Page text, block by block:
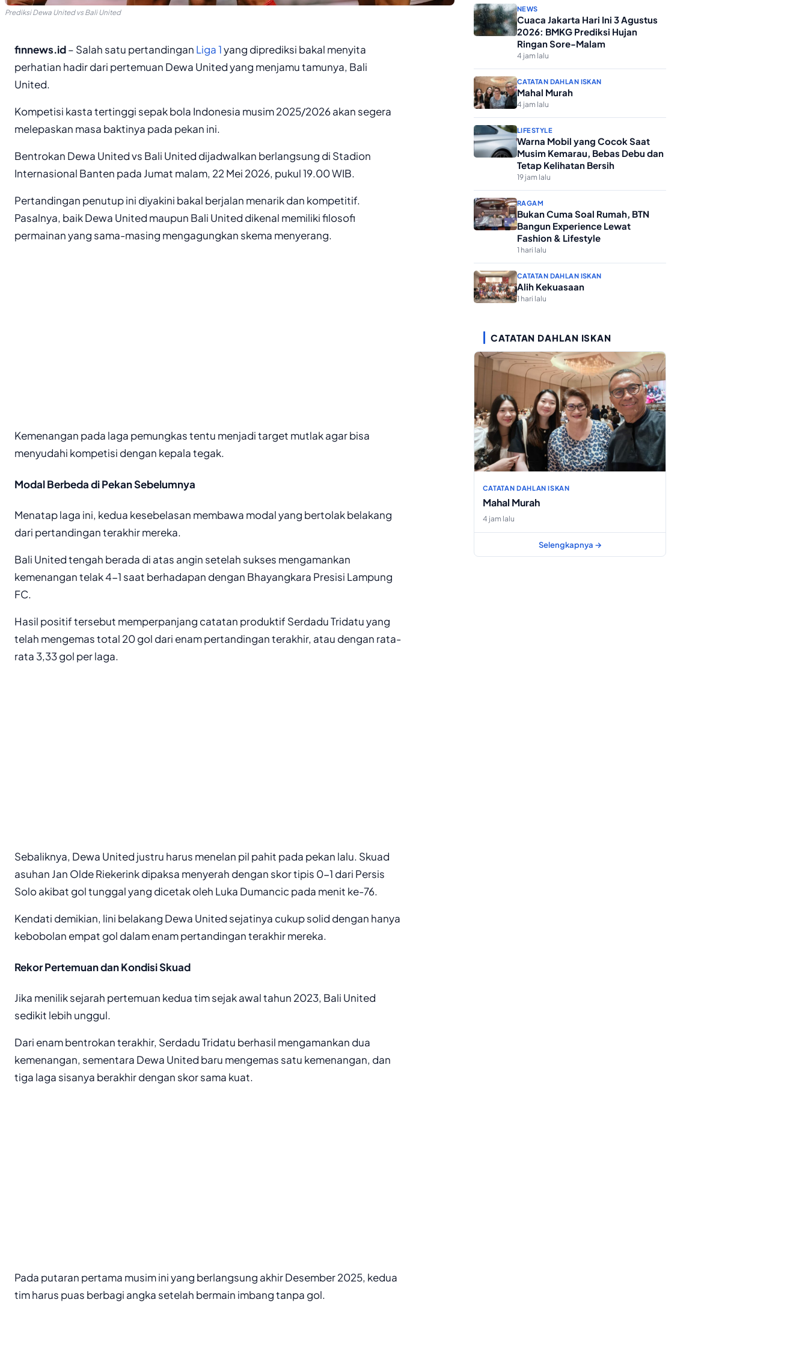
Prediksi Dewa United vs Bali United
finnews.id– Salah satu pertandingan Liga 1yang diprediksi bakal menyita
perhatian hadir dari pertemuan Dewa United yang menjamu tamunya, Bali
United.
Kompetisi kasta tertinggi sepak bola Indonesia musim 2025/2026 akan segera
melepaskan masa baktinya pada pekan ini.
Bentrokan Dewa United vs Bali United dijadwalkan berlangsung di Stadion
Internasional Banten pada Jumat malam, 22 Mei 2026, pukul 19.00 WIB.
Pertandingan penutup ini diyakini bakal berjalan menarik dan kompetitif.
Pasalnya, baik Dewa United maupun Bali United dikenal memiliki filosofi
permainan yang sama-masing mengagungkan skema menyerang.
Kemenangan pada laga pemungkas tentu menjadi target mutlak agar bisa
menyudahi kompetisi dengan kepala tegak.
Modal Berbeda di Pekan Sebelumnya
Menatap laga ini, kedua kesebelasan membawa modal yang bertolak belakang
dari pertandingan terakhir mereka.
Bali United tengah berada di atas angin setelah sukses mengamankan
kemenangan telak 4-1 saat berhadapan dengan Bhayangkara Presisi Lampung
FC.
Hasil positif tersebut memperpanjang catatan produktif Serdadu Tridatu yang
telah mengemas total 20 gol dari enam pertandingan terakhir, atau dengan rata-
rata 3,33 gol per laga.
Sebaliknya, Dewa United justru harus menelan pil pahit pada pekan lalu. Skuad
asuhan Jan Olde Riekerink dipaksa menyerah dengan skor tipis 0-1 dari Persis
Solo akibat gol tunggal yang dicetak oleh Luka Dumancic pada menit ke-76.
Kendati demikian, lini belakang Dewa United sejatinya cukup solid dengan hanya
kebobolan empat gol dalam enam pertandingan terakhir mereka.
Rekor Pertemuan dan Kondisi Skuad
Jika menilik sejarah pertemuan kedua tim sejak awal tahun 2023, Bali United
sedikit lebih unggul.
Dari enam bentrokan terakhir, Serdadu Tridatu berhasil mengamankan dua
kemenangan, sementara Dewa United baru mengemas satu kemenangan, dan
tiga laga sisanya berakhir dengan skor sama kuat.
Pada putaran pertama musim ini yang berlangsung akhir Desember 2025, kedua
tim harus puas berbagi angka setelah bermain imbang tanpa gol.
NEWS
Cuaca Jakarta Hari Ini 3 Agustus
2026: BMKG Prediksi Hujan
Ringan Sore-Malam
4 jam lalu
CATATAN DAHLAN ISKAN
Mahal Murah
4 jam lalu
LIFESTYLE
Warna Mobil yang Cocok Saat
Musim Kemarau, Bebas Debu dan
Tetap Kelihatan Bersih
19 jam lalu
RAGAM
Bukan Cuma Soal Rumah, BTN
Bangun Experience Lewat
Fashion & Lifestyle
1 hari lalu
CATATAN DAHLAN ISKAN
Alih Kekuasaan
1 hari lalu
CATATAN DAHLAN ISKAN
CATATAN DAHLAN ISKAN
Mahal Murah
4 jam lalu
Selengkapnya →